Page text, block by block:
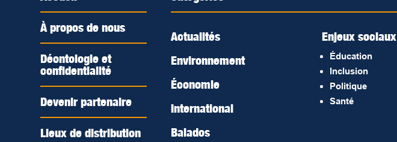
À propos de nous
Déontologie et
confidentialité
Devenir partenaire
Lieux de distribution
Actualités
Environnement
Économie
International
Balados
Enjeux sociaux
Éducation
Inclusion
Politique
Santé